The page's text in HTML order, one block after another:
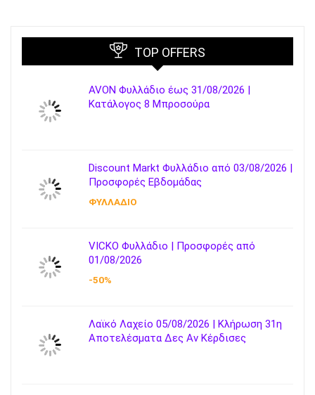
TOP OFFERS
AVON Φυλλάδιο έως 31/08/2026 |
Κατάλογος 8 Μπροσούρα
Discount Markt Φυλλάδιο από 03/08/2026 |
Προσφορές Εβδομάδας
ΦΥΛΛΑΔΙΟ
VICKO Φυλλάδιο | Προσφορές από
01/08/2026
-50%
Λαϊκό Λαχείο 05/08/2026 | Κλήρωση 31η
Αποτελέσματα Δες Αν Κέρδισες